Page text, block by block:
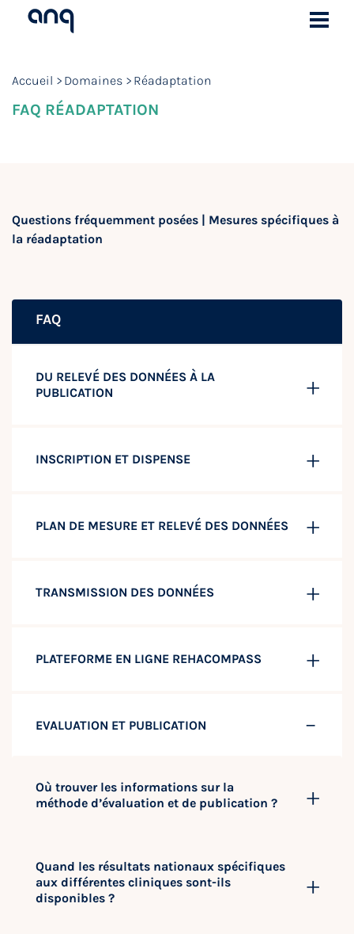
Accueil Domaines Réadaptation
FAQ RÉADAPTATION
Questions fréquemment posées | Mesures spécifiques à
la réadaptation
FAQ
DU RELEVÉ DES DONNÉES À LA
PUBLICATION
INSCRIPTION ET DISPENSE
PLAN DE MESURE ET RELEVÉ DES DONNÉES
TRANSMISSION DES DONNÉES
PLATEFORME EN LIGNE REHACOMPASS
EVALUATION ET PUBLICATION
Où trouver les informations sur la
méthode d’évaluation et de publication ?
Quand les résultats nationaux spécifiques
aux différentes cliniques sont-ils
disponibles ?